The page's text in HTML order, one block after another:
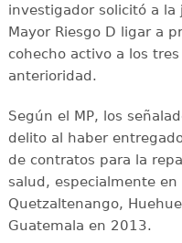
investigador solicitó a la
Mayor Riesgo D ligar a
cohecho activo a los
anterioridad.
Según el MP, los
delito al haber
de contratos para la
salud, especialmente
Quetzaltenango,
Guatemala en 2013.